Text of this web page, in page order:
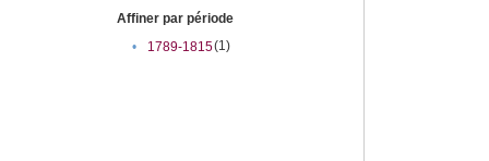
Affiner par période
•
1789-1815(1)